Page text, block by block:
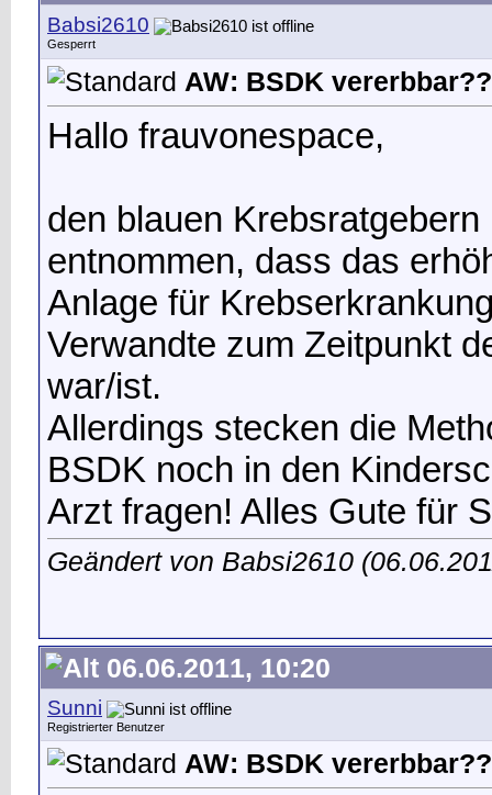
Babsi2610
Gesperrt
AW: BSDK vererbbar??
Hallo frauvonespace,
den blauen
entnommen, dass das
Anlage für
Verwandte zum Zeitpunkt
war/ist.
Allerdings stecken die
BSDK noch in den
Arzt fragen! Alles Gute für
Geändert von Babsi2610
06.06.2011, 10:20
Sunni
Registrierter Benutzer
AW: BSDK vererbbar??